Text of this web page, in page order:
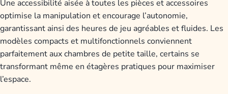
Une accessibilité aisée à toutes les pièces et accessoires
optimise la manipulation et encourage l’autonomie,
garantissant ainsi des heures de jeu agréables et fluides. Les
modèles compacts et multifonctionnels conviennent
parfaitement aux chambres de petite taille, certains se
transformant même en étagères pratiques pour maximiser
l’espace.